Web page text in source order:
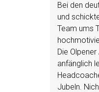
Bei den
und
Team ums
Die
anfänglich
Jubeln.